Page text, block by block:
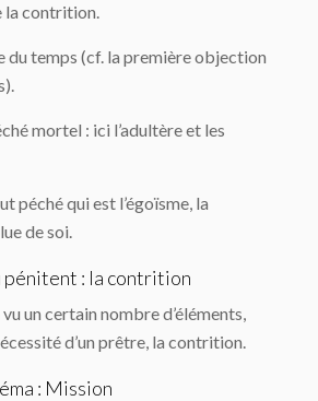
la contrition.
du temps (cf. la première objection
mortel : ici l’adultère et les
péché qui est l’égoïsme, la
de soi.
pénitent : la contrition
un certain nombre d’éléments,
d’un prêtre, la contrition.
: Mission